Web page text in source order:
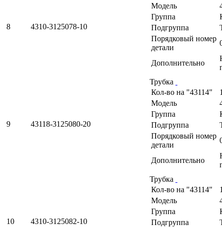
8 4310-3125078-10
Модель
Группа
Подгруппа
Порядковый номер
детали
Дополнительно
9 43118-3125080-20
Трубка
Кол-во на "43114"
Модель
Группа
Подгруппа
Порядковый номер
детали
Дополнительно
10 4310-3125082-10
Трубка
Кол-во на "43114"
Модель
Группа
Подгруппа